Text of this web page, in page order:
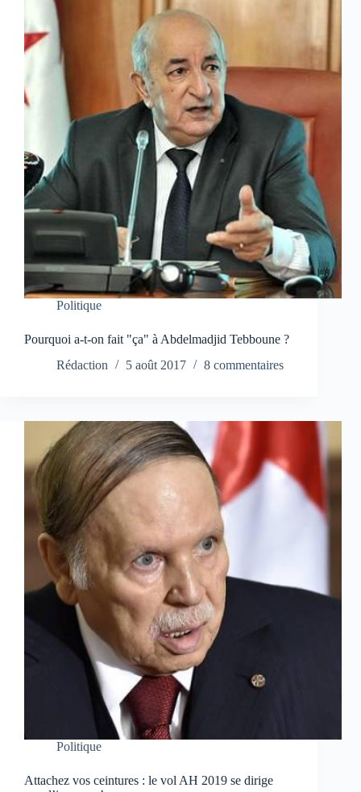
Politique
Pourquoi a-t-on fait "ça" à Abdelmadjid Tebboune ?
Rédaction
5 août 2017 8 commentaires
Politique
Attachez vos ceintures : le vol AH 2019 se dirige